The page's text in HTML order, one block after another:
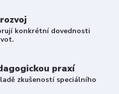
konkrétní dovednosti
praxí
zkušeností speciálního